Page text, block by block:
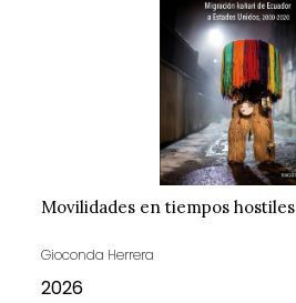
Movilidades en tiempos hostiles
Gioconda Herrera
2026